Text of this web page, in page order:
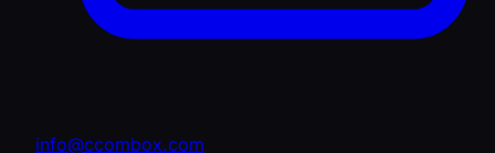
info@ccombox.com